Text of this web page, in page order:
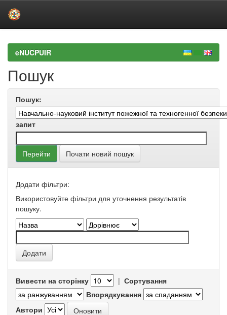
navigationeNUCPUIR
Пошук
Пошук:
запит
Почати новий пошук
Додати фільтри:
Використовуйте фільтри для уточнення результатів
пошуку.
Вивести на сторінку | Сортування
Впорядкування
Автори